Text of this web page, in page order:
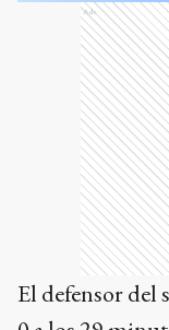
Ads
El defensor del